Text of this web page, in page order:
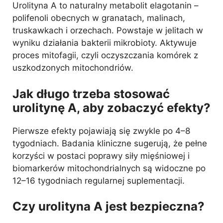
Urolityna A to naturalny metabolit elagotanin –
polifenoli obecnych w granatach, malinach,
truskawkach i orzechach. Powstaje w jelitach w
wyniku działania bakterii mikrobioty. Aktywuje
proces mitofagii, czyli oczyszczania komórek z
uszkodzonych mitochondriów.
Jak długo trzeba stosować
urolitynę A, aby zobaczyć efekty?
Pierwsze efekty pojawiają się zwykle po 4–8
tygodniach. Badania kliniczne sugerują, że pełne
korzyści w postaci poprawy siły mięśniowej i
biomarkerów mitochondrialnych są widoczne po
12–16 tygodniach regularnej suplementacji.
Czy urolityna A jest bezpieczna?